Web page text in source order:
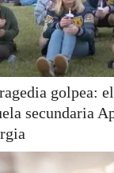
golpea:
secundaria